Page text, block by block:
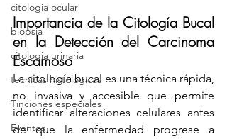
citologia ocular
biopsia
citologia urinaria
tecnicas histologicas
Tinciones especiales
Eventos
Importancia de la Citología Bucal
en la Detección del Carcinoma
Escamoso
La citología bucal es una técnica rápida,
no invasiva y accesible que permite
identificar alteraciones celulares antes
de que la enfermedad progrese a